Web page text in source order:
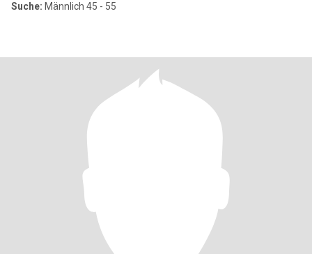
Suche: Männlich 45 - 55